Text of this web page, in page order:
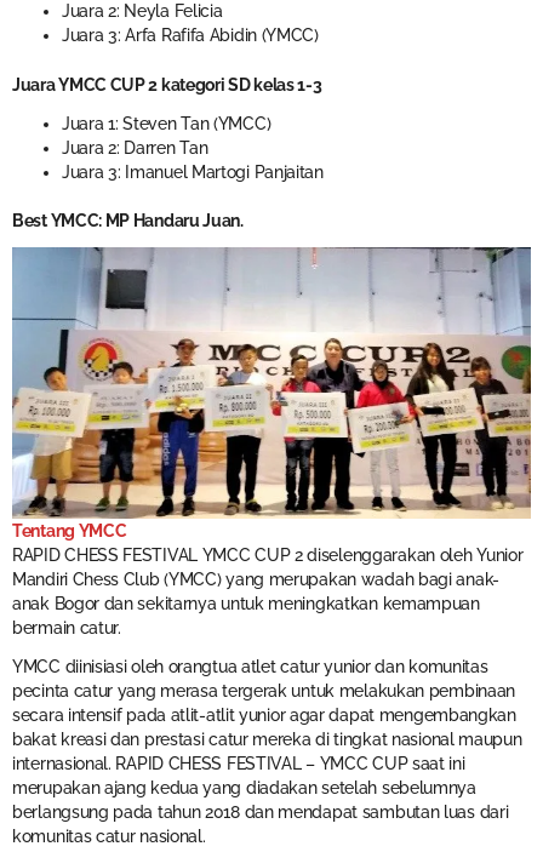
Juara 2: Neyla Felicia
Juara 3: Arfa Rafifa Abidin (YMCC)
Juara YMCC CUP 2 kategori SD kelas 1-3
Juara 1: Steven Tan (YMCC)
Juara 2: Darren Tan
Juara 3: Imanuel Martogi Panjaitan
Best YMCC: MP Handaru Juan.
Tentang YMCC
RAPID CHESS FESTIVAL YMCC CUP 2 diselenggarakan oleh Yunior
Mandiri Chess Club (YMCC) yang merupakan wadah bagi anak-
anak Bogor dan sekitarnya untuk meningkatkan kemampuan
bermain catur.
YMCC diinisiasi oleh orangtua atlet catur yunior dan komunitas
pecinta catur yang merasa tergerak untuk melakukan pembinaan
secara intensif pada atlit-atlit yunior agar dapat mengembangkan
bakat kreasi dan prestasi catur mereka di tingkat nasional maupun
internasional. RAPID CHESS FESTIVAL – YMCC CUP saat ini
merupakan ajang kedua yang diadakan setelah sebelumnya
berlangsung pada tahun 2018 dan mendapat sambutan luas dari
komunitas catur nasional.